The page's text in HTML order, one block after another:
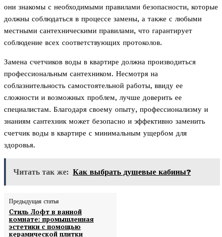
они знакомы с необходимыми правилами безопасности, которые
должны соблюдаться в процессе замены, а также с любыми
местными сантехническими правилами, что гарантирует
соблюдение всех соответствующих протоколов.
Замена счетчиков воды в квартире должна производиться
профессиональным сантехником. Несмотря на
соблазнительность самостоятельной работы, ввиду ее
сложности и возможных проблем, лучше доверить ее
специалистам. Благодаря своему опыту, профессионализму и
знаниям сантехник может безопасно и эффективно заменить
счетчик воды в квартире с минимальным ущербом для
здоровья.
Читать так же: Как выбрать душевые кабины?
Предыдущая статья
Стиль Лофт в ванной
комнате: промышленная
эстетики с помощью
керамической плитки